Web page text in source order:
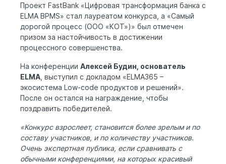
Проект FastBank «Цифровая трансформация банка с
ELMA BPMS» стал лауреатом конкурса, а «Самый
дорогой процесс (ООО «КОТ»)» был отмечен
призом за настойчивость в достижении
процессного совершенства.
На конференции Алексей Будин, основатель
ELMA, выступил с докладом «ELMA365 –
экосистема Low-code продуктов и решений».
После он остался на награждение, чтобы
поздравить победителей.
«Конкурс взрослеет, становится более зрелым и по
составу участников, и по количеству участников.
Очень экспертная публика, если сравнивать с
обычными конференциями, на которых красивый